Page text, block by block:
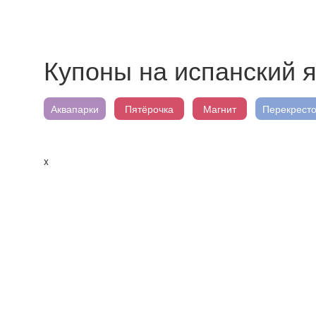
Купоны на испанский
Аквапарки Пятёрочка Магнит
x